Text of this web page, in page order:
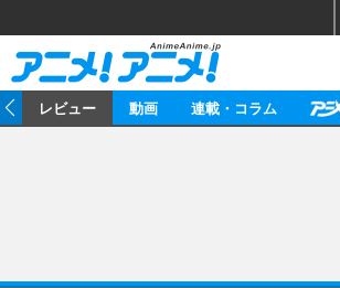
レビュー 動画 連載・コラム